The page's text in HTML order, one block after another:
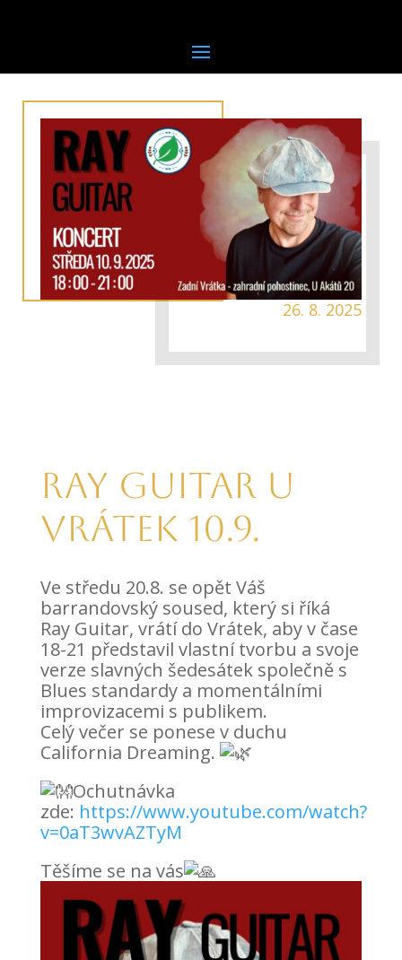
26. 8. 2025
RAY GUITAR u
Vrátek 10.9.
Ve středu 20.8. se opět Váš
barrandovský soused, který si říká
Ray Guitar, vrátí do Vrátek, aby v čase
18-21 představil vlastní tvorbu a svoje
verze slavných šedesátek společně s
Blues standardy a momentálními
improvizacemi s publikem.
Celý večer se ponese v duchu
California Dreaming.
Ochutnávka
zde: https://www.youtube.com/watch?
v=0aT3wvAZTyM
Těšíme se na vás